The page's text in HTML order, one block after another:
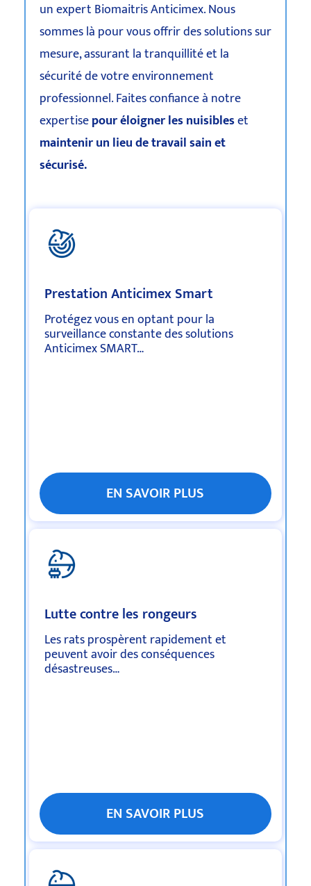
un expert Biomaitris Anticimex. Nous
sommes là pour vous offrir des solutions sur
mesure, assurant la tranquillité et la
sécurité de votre environnement
professionnel. Faites confiance à notre
expertisepour éloigner les nuisibleset
maintenir un lieu de travail sain et
sécurisé.
Prestation Anticimex Smart
Protégez vous en optant pour la
surveillance constante des solutions
Anticimex SMART…
EN SAVOIR PLUS
Lutte contre les rongeurs
Les rats prospèrent rapidementet
peuvent avoir des conséquences
désastreuses…
EN SAVOIR PLUS